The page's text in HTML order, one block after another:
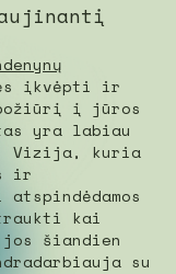
įkvėpti ir
į jūros
yra labiau
Vizija, kuria
ir
kai
šiandien
su